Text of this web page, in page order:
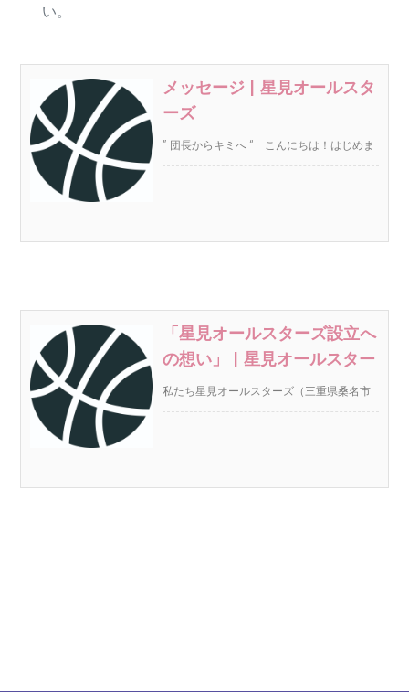
い。
メッセージ | 星見オールスタ
ーズ
” 団長からキミへ “ こんにちは！はじめま
して、あなたの応援団長こと「団長」で
「星見オールスターズ設立へ
の想い」 | 星見オールスター
ズ
私たち星見オールスターズ（三重県桑名市
星見ヶ丘で活動するミニバスケットボール
ターズの設立までのことを書かせて貰えた